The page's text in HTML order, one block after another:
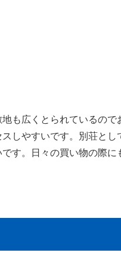
も広くとられているので
しやすいです。別荘と
す。日々の買い物の際に